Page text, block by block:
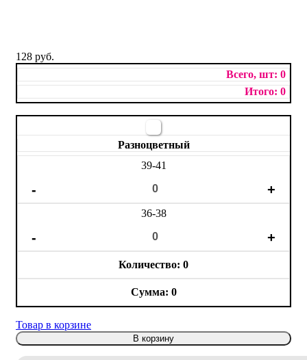
128 руб.
0
0
Разноцветный
39-41
36-38
0
0
Товар в корзине
В корзину